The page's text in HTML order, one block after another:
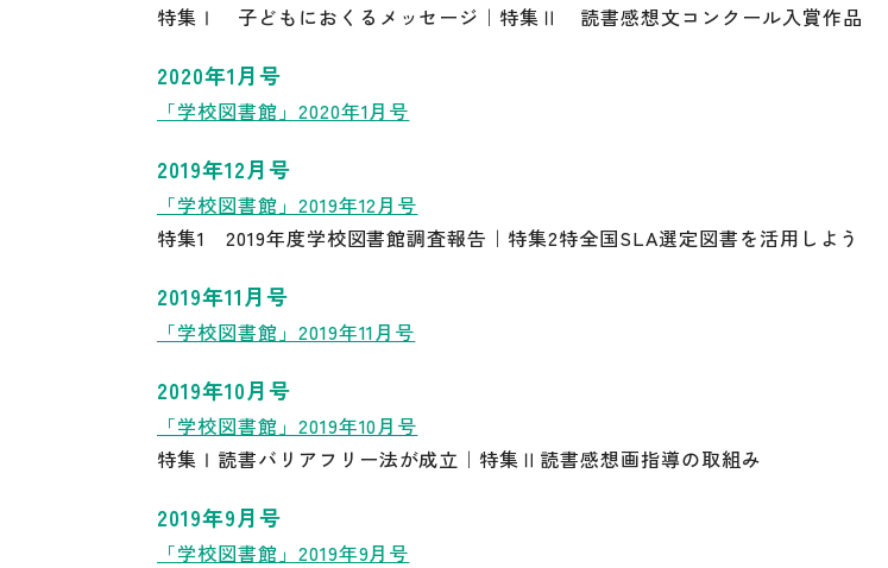
特集Ⅰ 子どもにおくるメッセージ｜特集Ⅱ 読書感想文コンクール入賞作品
2020年1月号
「学校図書館」2020年1月号
2019年12月号
「学校図書館」2019年12月号
特集1 2019年度学校図書館調査報告｜特集2特全国SLA選定図書を活用しよう
2019年11月号
「学校図書館」2019年11月号
2019年10月号
「学校図書館」2019年10月号
特集Ⅰ読書バリアフリー法が成立｜特集Ⅱ読書感想画指導の取組み
2019年9月号
「学校図書館」2019年9月号